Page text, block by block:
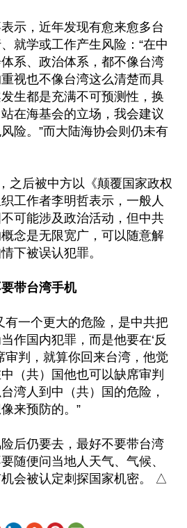
示，近年发现有愈来愈多台
就学或工作产生风险：“在中
系、政治体系，都不像台湾
视也不像台湾这么清楚而具
生都是充满不可预测性，换
在海基会的立场，我会建议
险。”而大陆海协会则仍未有
之后被中方以《颠覆国家政权
工作者李明哲表示，一般人
可能涉及政治活动，但中共
念是无限宽广，可以随意解
下被误认犯罪。
带台湾手机
有一个更大的危险，是中共把
作国内犯罪，而是他要在‘反
审判，就算你回来台湾，他觉
（共）国他也可以缺席审判
湾人到中（共）国的危险，
来预防的。”
后仍要去，最好不要带台湾
随便问当地人天气、气候、